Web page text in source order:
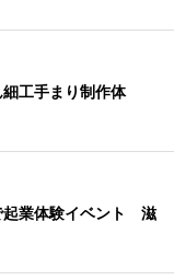
工手まり制作体
起業体験イベント 滋